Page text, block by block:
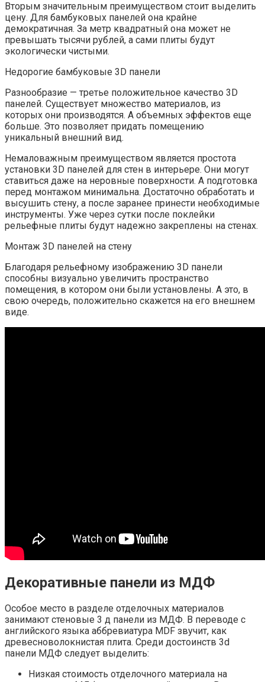
Вторым значительным преимуществом стоит выделить
цену. Для бамбуковых панелей она крайне
демократичная. За метр квадратный она может не
превышать тысячи рублей, а сами плиты будут
экологически чистыми.
Недорогие бамбуковые 3D панели
Разнообразие — третье положительное качество 3D
панелей. Существует множество материалов, из
которых они производятся. А объемных эффектов еще
больше. Это позволяет придать помещению
уникальный внешний вид.
Немаловажным преимуществом является простота
установки 3D панелей для стен в интерьере. Они могут
ставиться даже на неровные поверхности. А подготовка
перед монтажом минимальна. Достаточно обработать и
высушить стену, а после заранее принести необходимые
инструменты. Уже через сутки после поклейки
рельефные плиты будут надежно закреплены на стенах.
Монтаж 3D панелей на стену
Благодаря рельефному изображению 3D панели
способны визуально увеличить пространство
помещения, в котором они были установлены. А это, в
свою очередь, положительно скажется на его внешнем
виде.
Декоративные панели из МДФ
Особое место в разделе отделочных материалов
занимают стеновые 3 д панели из МДФ. В переводе с
английского языка аббревиатура MDF звучит, как
древесноволокнистая плита. Среди достоинств 3d
панели МДФ следует выделить:
Низкая стоимость отделочного материала на